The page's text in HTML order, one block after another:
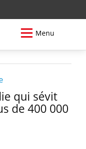
Menu
qui sévit
de 400 000